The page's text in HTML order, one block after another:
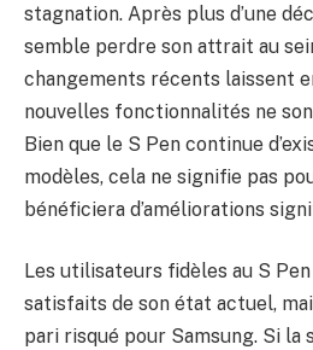
stagnation. Après plus d’une
semble perdre son attrait au
changements récents laissent
nouvelles fonctionnalités ne
Bien que le S Pen continue
modèles, cela ne signifie pas
bénéficiera d’améliorations
Les utilisateurs fidèles au S
satisfaits de son état actuel,
pari risqué pour Samsung. Si la